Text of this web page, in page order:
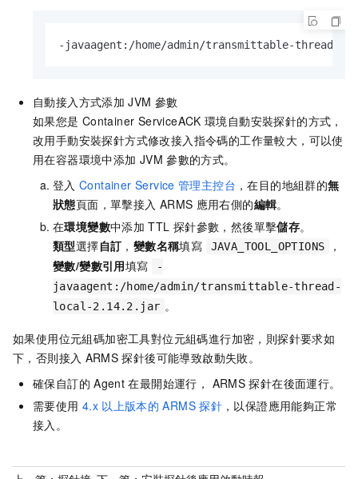
-javaagent:/home/admin/transmittable-thread-
自動接入方式添加 JVM 參數
如果您是 Container ServiceACK 環境自動安裝探針的方式，
改用手動安裝探針方式修改接入指令碼的工作量較大，可以使
用在容器環境中添加 JVM 參數的方式。
登入 Container Service 管理主控台 ，在目的地組群的無
狀態頁面，單擊接入 ARMS 應用右側的編輯。
在環境變數中添加 TTL 探針參數，然後單擊儲存。
類型選擇自訂， 變數名稱填寫 JAVA_TOOL_OPTIONS
，
變數/變數引用填寫
-
javaagent:/home/admin/transmittable-thread-
local-2.14.2.jar 。
如果使用位元組碼加密工具對位元組碼進行加密，則探針要求如
下，否則接入 ARMS 探針後可能導致啟動失敗。
確保自訂的 Agent 在最開始運行， ARMS 探針在後面運行。
需要使用 4.x 以上版本的 ARMS 探針，以保證應用能夠正常
接入。